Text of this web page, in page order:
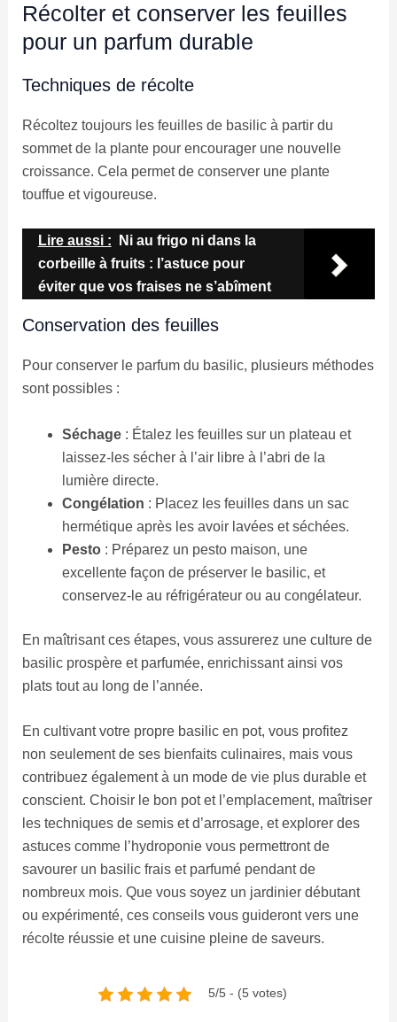
Récolter et conserver les feuilles
pour un parfum durable
Techniques de récolte
Récoltez toujours les feuilles de basilic à partir du
sommet de la plante pour encourager une nouvelle
croissance. Cela permet de conserver une plante
touffue et vigoureuse.
Lire aussi :
Ni au frigo ni dans la
corbeille à fruits : l’astuce pour
éviter que vos fraises ne s’abîment
Conservation des feuilles
Pour conserver le parfum du basilic, plusieurs méthodes
sont possibles :
Séchage: Étalez les feuilles sur un plateau et
laissez-les sécher à l’air libre à l’abri de la
lumière directe.
Congélation : Placez les feuilles dans un sac
hermétique après les avoir lavées et séchées.
Pesto: Préparez un pesto maison, une
excellente façon de préserver le basilic, et
conservez-le au réfrigérateur ou au congélateur.
En maîtrisant ces étapes, vous assurerez une culture de
basilic prospère et parfumée, enrichissant ainsi vos
plats tout au long de l’année.
En cultivant votre propre basilic en pot, vous profitez
non seulement de ses bienfaits culinaires, mais vous
contribuez également à un mode de vie plus durable et
conscient. Choisir le bon pot et l’emplacement, maîtriser
les techniques de semis et d’arrosage, et explorer des
astuces comme l’hydroponie vous permettront de
savourer un basilic frais et parfumé pendant de
nombreux mois. Que vous soyez un jardinier débutant
ou expérimenté, ces conseils vous guideront vers une
récolte réussie et une cuisine pleine de saveurs.
5/5 - (5 votes)